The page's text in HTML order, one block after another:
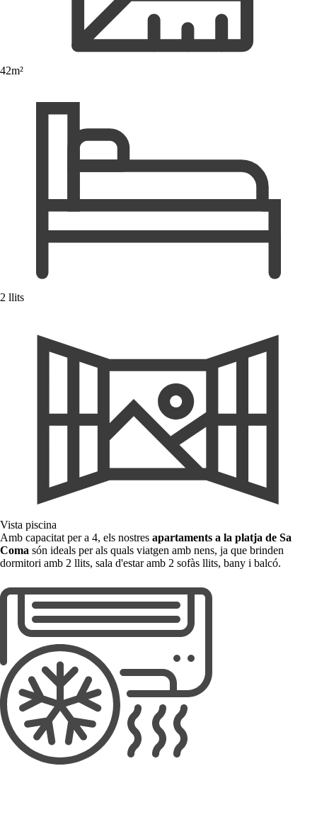
42m²
2 llits
Vista piscina
Amb capacitat per a 4, els nostres apartaments a la platja de Sa
Coma són ideals per als quals viatgen amb nens, ja que brinden
dormitori amb 2 llits, sala d'estar amb 2 sofàs llits, bany i balcó.